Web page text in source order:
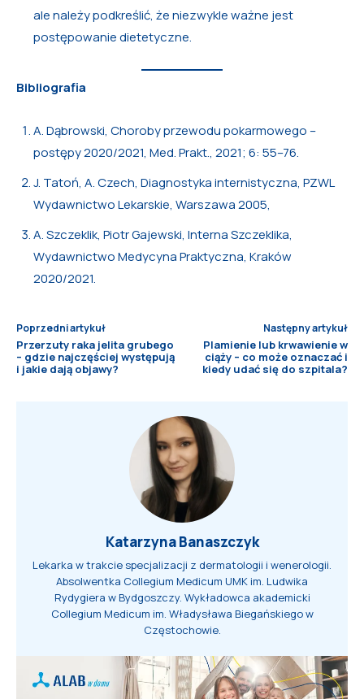
ale należy podkreślić, że niezwykle ważne jest
postępowanie dietetyczne.
Bibliografia
A. Dąbrowski, Choroby przewodu pokarmowego –
postępy 2020/2021, Med. Prakt., 2021; 6: 55–76.
J. Tatoń, A. Czech, Diagnostyka internistyczna, PZWL
Wydawnictwo Lekarskie, Warszawa 2005,
A. Szczeklik, Piotr Gajewski, Interna Szczeklika,
Wydawnictwo Medycyna Praktyczna, Kraków
2020/2021.
Poprzedni artykuł
Przerzuty raka jelita grubego
– gdzie najczęściej występują
i jakie dają objawy?
Następny artykuł
Plamienie lub krwawienie w
ciąży – co może oznaczać i
kiedy udać się do szpitala?
Katarzyna Banaszczyk
Lekarka w trakcie specjalizacji z dermatologii i wenerologii.
Absolwentka Collegium Medicum UMK im. Ludwika
Rydygiera w Bydgoszczy. Wykładowca akademicki
Collegium Medicum im. Władysława Biegańskiego w
Częstochowie.